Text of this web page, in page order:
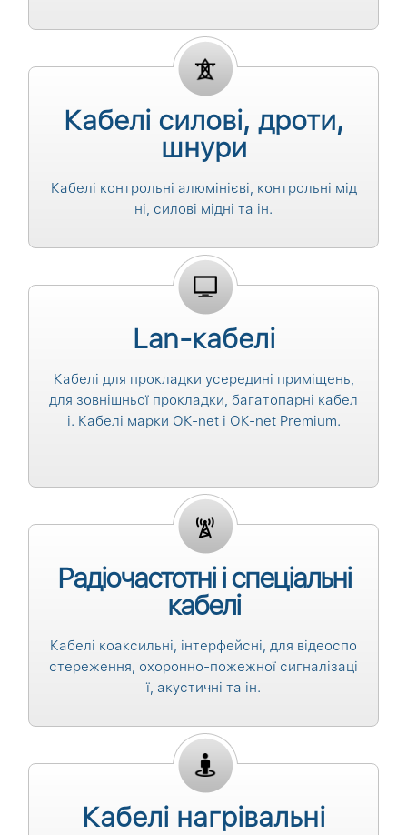
Кабелі силові, дроти,
шнури
Кабелі контрольні алюмінієві, контрольні мід
ні, силові мідні та ін.
Lan-кабелі
Кабелі для прокладки усередині приміщень,
для зовнішньої прокладки, багатопарні кабел
і. Кабелі марки ОК-net і ОК-net Premium.
Радіочастотні і спеціальні
кабелі
Кабелі коаксильні, інтерфейсні, для відеоспо
стереження, охоронно-пожежної сигналізаці
ї, акустичні та ін.
Кабелі нагрівальні